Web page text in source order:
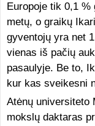
Europoje tik 0,1 %
metų, o graikų
gyventojų yra net
vienas iš pačių
pasaulyje. Be to,
kur kas sveikesni
Atėnų universiteto
mokslų daktaras